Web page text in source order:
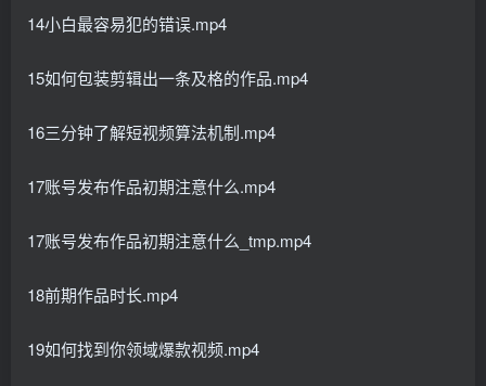
14小白最容易犯的错误.mp4
15如何包装剪辑出一条及格的作品.mp4
16三分钟了解短视频算法机制.mp4
17账号发布作品初期注意什么.mp4
17账号发布作品初期注意什么_tmp.mp4
18前期作品时长.mp4
19如何找到你领域爆款视频.mp4